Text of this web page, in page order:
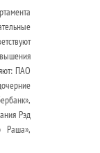
ПАО
Рэд
Раша»,